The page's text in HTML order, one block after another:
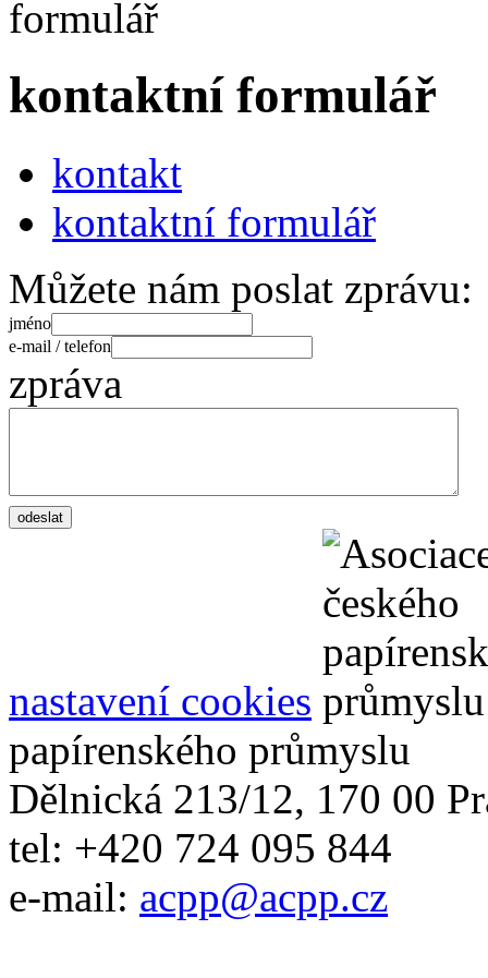
kontaktní formulář
kontakt
kontaktní formulář
Můžete nám poslat zprávu:
jméno
e-mail / telefon
zpráva
nastavení cookies
papírenského průmyslu
Dělnická 213/12, 170 00
tel: +420 724 095 844
e-mail: acpp@acpp.cz